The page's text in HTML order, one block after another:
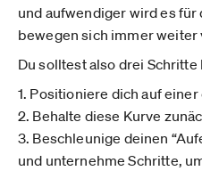
und aufwendiger wird es für
bewegen sich immer weiter
Du solltest also drei Schritte
1. Positioniere dich auf einer
2. Behalte diese Kurve
3. Beschleunige deinen
und unternehme Schritte,